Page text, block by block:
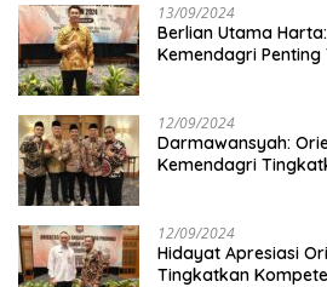
13/09/2024
Berlian Utama
Kemendagri
12/09/2024
Darmawansyah:
Kemendagri
12/09/2024
Hidayat Apresiasi
Tingkatkan